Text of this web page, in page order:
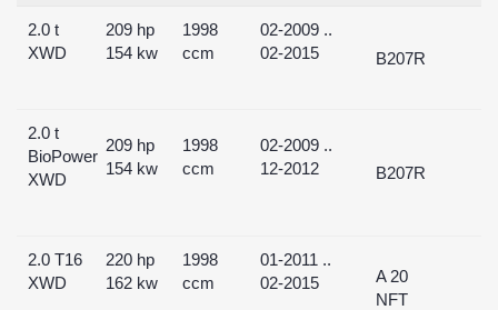
2.0 t
XWD
209 hp
154 kw
1998
ccm
02-2009 ..
02-2015
B207R
2.0 t
BioPower
XWD
209 hp
154 kw
1998
ccm
02-2009 ..
12-2012
B207R
2.0 T16
XWD
220 hp
162 kw
1998
ccm
01-2011 ..
02-2015
A 20
NFT